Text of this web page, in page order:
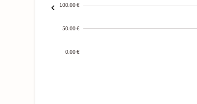
100.00 €
50.00 €
0.00 €